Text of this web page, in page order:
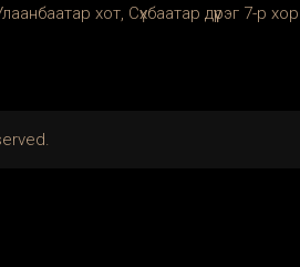
хот, Сүхбаатар дүүрэг 7-р